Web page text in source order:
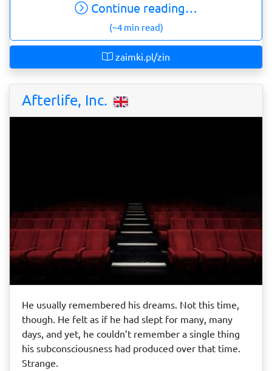
Continue reading…
(~4 min read)
zaimki.pl/zin
Afterlife, Inc.
He usually remembered his dreams. Not this time,
though. He felt as if he had slept for many, many
days, and yet, he couldn’t remember a single thing
his subconsciousness had produced over that time.
Strange.